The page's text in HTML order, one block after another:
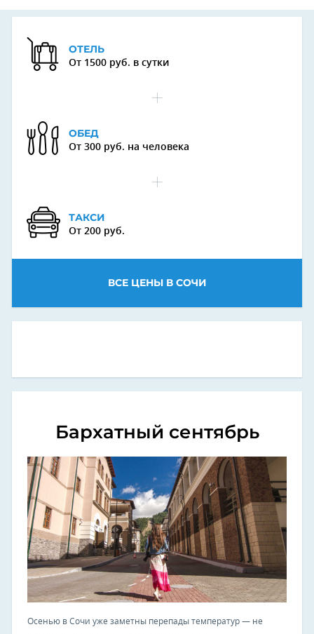
ОТЕЛЬ
От 1500 руб. в сутки
ОБЕД
От 300 руб. на человека
ТАКСИ
От 200 руб.
ВСЕ ЦЕНЫ В СОЧИ
Бархатный сентябрь
Осенью в Сочи уже заметны перепады температур — не